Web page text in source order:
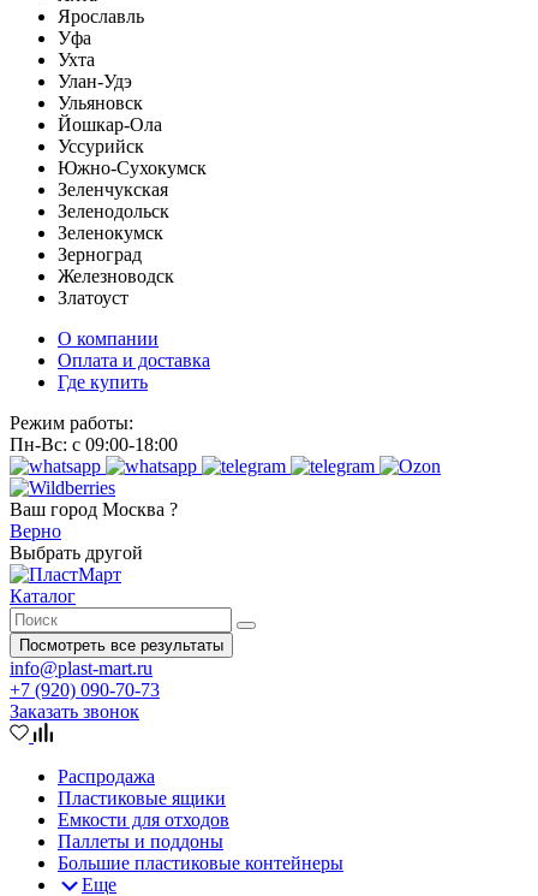
Ярославль
Уфа
Ухта
Улан-Удэ
Ульяновск
Йошкар-Ола
Уссурийск
Южно-Сухокумск
Зеленчукская
Зеленодольск
Зеленокумск
Зерноград
Железноводск
Златоуст
О компании
Оплата и доставка
Где купить
Режим работы:
Пн-Вс: с 09:00-18:00
Ваш город Москва ?
Верно
Выбрать другой
Каталог
Посмотреть все результаты
info@plast-mart.ru
+7 (920) 090-70-73
Заказать звонок
Распродажа
Пластиковые ящики
Емкости для отходов
Паллеты и поддоны
Большие пластиковые контейнеры
Еще